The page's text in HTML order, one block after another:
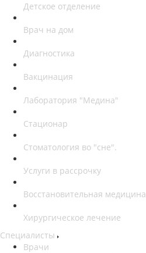
Детское отделение
Врач на дом
Диагностика
Вакцинация
Лаборатория "Медина"
Стационар
Стоматология во "сне".
Услуги в рассрочку
Восстановительная медицина
Хирургическое лечение
Специалисты
Врачи